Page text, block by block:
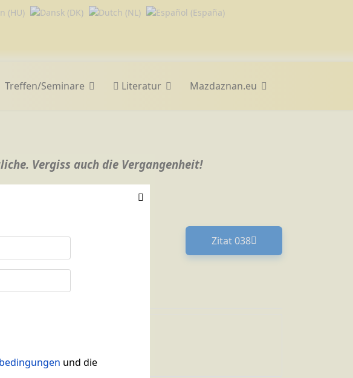
und die
Treffen/Seminare Literatur Mazdaznan.eu
Vergiss auch die Vergangenheit!
Nächster Beitrag: Zitat
Zitat 038